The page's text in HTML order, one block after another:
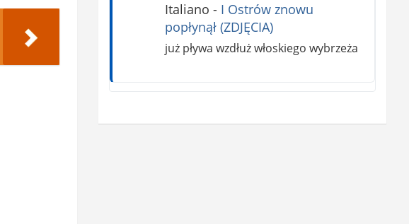
Italiano - I Ostrów znowu
popłynął (ZDJĘCIA)
już pływa wzdłuż włoskiego wybrzeża